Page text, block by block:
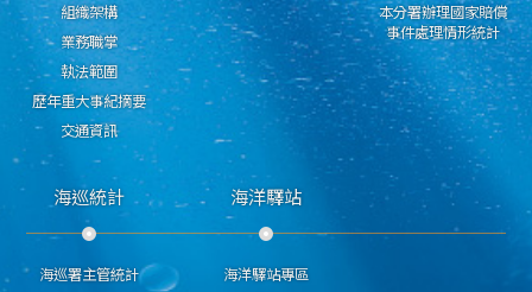
組織架構
業務職掌
執法範圍
歷年重大事紀摘要
交通資訊
本分署辦理國家賠償
事件處理情形統計
海巡統計
海巡署主管統計
海洋驛站
海洋驛站專區